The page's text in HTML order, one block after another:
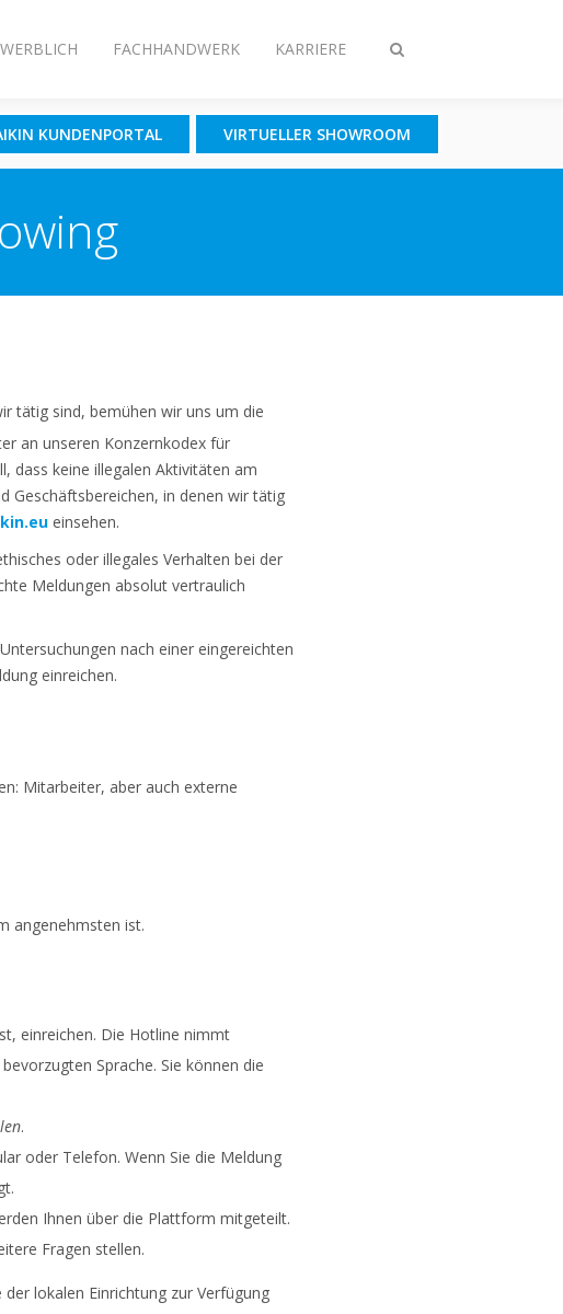
Suche
FACHHANDWERK KARRIERE
KUNDENPORTAL VIRTUELLER SHOWROOM
tätig sind, bemühen wir uns um die
an unseren Konzernkodex für
dass keine illegalen Aktivitäten am
Geschäftsbereichen, in denen wir tätig
einsehen.
oder illegales Verhalten bei der
Meldungen absolut vertraulich
nach einer eingereichten
einreichen.
Mitarbeiter, aber auch externe
angenehmsten ist.
einreichen. Die Hotline nimmt
Sprache. Sie können die
.
oder Telefon. Wenn Sie die Meldung
Ihnen über die Plattform mitgeteilt.
Fragen stellen.
lokalen Einrichtung zur Verfügung